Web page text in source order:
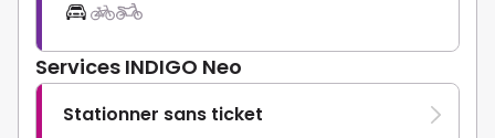
Services INDIGO Neo
Stationner sans ticket